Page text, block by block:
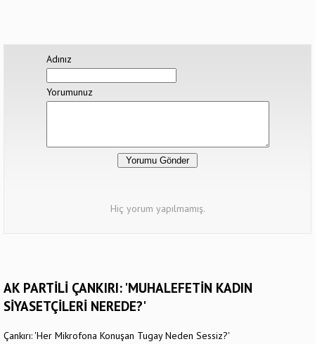
Adınız
Yorumunuz
Hiç yorum yapılmamış.
AK PARTİLİ ÇANKIRI: 'MUHALEFETİN KADIN
SİYASETÇİLERİ NEREDE?'
Çankırı: 'Her Mikrofona Konuşan Tugay Neden Sessiz?'